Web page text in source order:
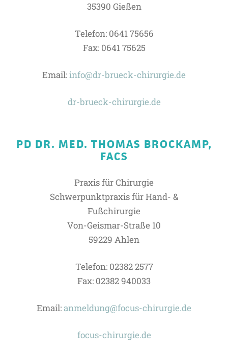
35390 Gießen
Telefon: 0641 75656
Fax: 0641 75625
Email:info@dr-brueck-chirurgie.de
dr-brueck-chirurgie.de
PD DR. MED. THOMAS BROCKAMP,
FACS
Praxis für Chirurgie
Schwerpunktpraxis für Hand- &
Fußchirurgie
Von-Geismar-Straße 10
59229 Ahlen
Telefon: 02382 2577
Fax: 02382 940033
Email:anmeldung@focus-chirurgie.de
focus-chirurgie.de